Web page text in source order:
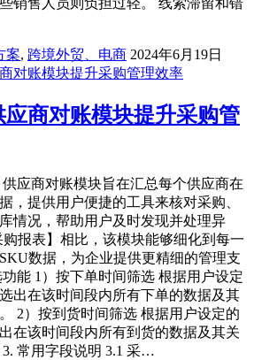
销售人员则负担过轻。 线索滞留和错
案, 跨境外贸、电商 2024年6月19日
商对账模块提升采购管
应商对账模块旨在汇总每个供应商在
，提供用户便捷的工具来核对采购、
情况，帮助用户及时发现并处理异
报表】相比，该模块能够细化到每一
数据，为企业提供更精细的管理支
能 1）按下单时间筛选 根据用户设定
出在该时间段内所有下单的数据及其
2）按到货时间筛选 根据用户设定的
在该时间段内所有到货的数据及其关
常用字段说明 3.1 采…